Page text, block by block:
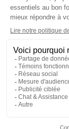
ÉNONCÉS
CONFIDENTIALITÉ
PROTECTION
© APCHQ 2026.